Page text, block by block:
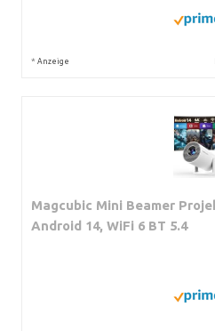
* Anzeige
Magcubic Mini Beamer
Android 14, WiFi 6 BT 5.4